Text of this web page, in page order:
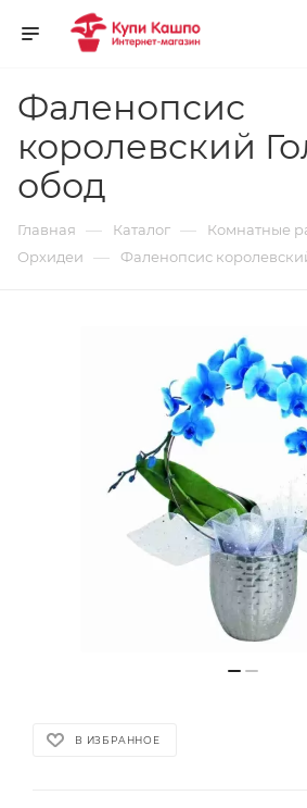
Фаленопсис
королевский
обод
Главная — Каталог — Комнатные
Орхидеи — Фаленопсис
В ИЗБРАННОЕ